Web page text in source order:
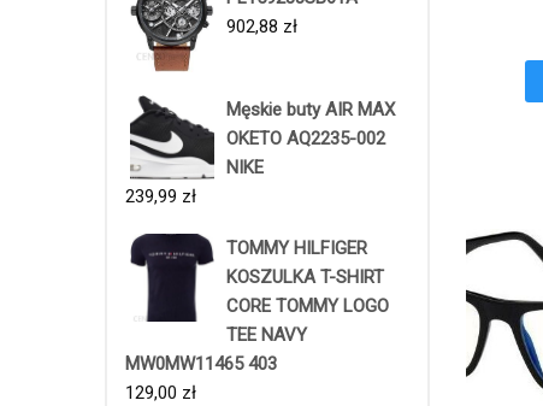
902,88 zł
Męskie buty AIR MAX
OKETO AQ2235-002
NIKE
239,99 zł
TOMMY HILFIGER
KOSZULKA T-SHIRT
CORE TOMMY LOGO
TEE NAVY
MW0MW11465 403
129,00 zł